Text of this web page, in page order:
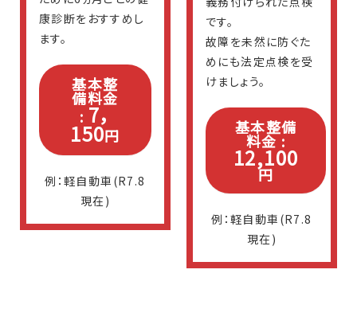
康診断をおすすめし
ます。
基本整
備料金
:7，
150円
例：軽自動車(R7.8
現在)
です。
故障を未然に防ぐた
めにも法定点検を受
けましょう。
基本整備
料金 :
12,100
円
例：軽自動車(R7.8
現在)